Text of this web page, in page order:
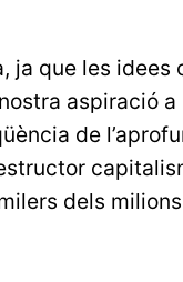
ja que les idees
aspiració
de
dels